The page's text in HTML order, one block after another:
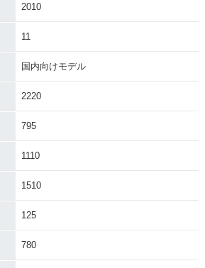
2021年 CB1300 SU
PER FOUR・マイナ
チェンジ
2010
11
国内向けモデル
2220
795
1110
1510
125
780